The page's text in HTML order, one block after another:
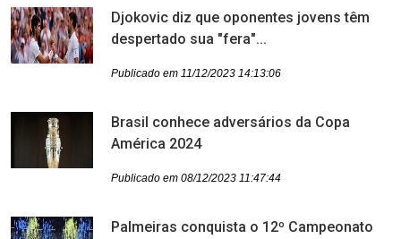
Djokovic diz que oponentes jovens têm
despertado sua "fera"...
Publicado em 11/12/2023 14:13:06
Brasil conhece adversários da Copa
América 2024
Publicado em 08/12/2023 11:47:44
Palmeiras conquista o 12º Campeonato